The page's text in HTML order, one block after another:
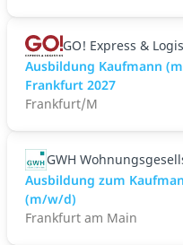
GO! Express &
Ausbildung Kaufmann
Frankfurt 2027
Frankfurt/M
GWH
Ausbildung zum
(m/w/d)
Frankfurt am Main